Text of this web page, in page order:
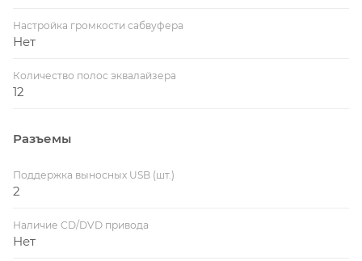
Настройка громкости сабвуфера
Нет
Количество полос эквалайзера
12
Разъемы
Поддержка выносных USB (шт.)
2
Наличие CD/DVD привода
Нет